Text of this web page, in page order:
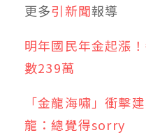
更多引新聞報導
明年國民年金起漲
數239萬
「金龍海嘯」衝擊
龍：總覺得sorry